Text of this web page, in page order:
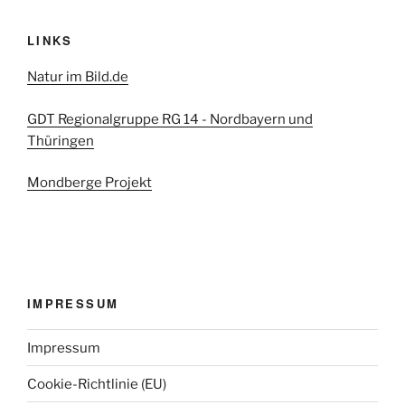
LINKS
Natur im Bild.de
GDT Regionalgruppe RG 14 - Nordbayern und
Thüringen
Mondberge Projekt
IMPRESSUM
Impressum
Cookie-Richtlinie (EU)